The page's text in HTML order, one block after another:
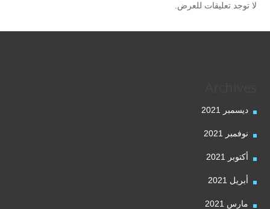
لا توجد تعليقات للعرض.
ديسمبر 2021
نوفمبر 2021
أكتوبر 2021
أبريل 2021
مارس 2021